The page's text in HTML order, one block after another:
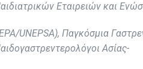
Εταιρειών και
/UNEPSA), Παγκόσμια
Ασίας-